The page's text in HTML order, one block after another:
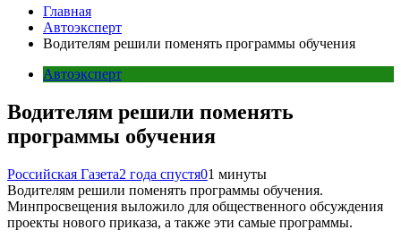
Главная
Автоэксперт
Водителям решили поменять программы обучения
Автоэксперт
Водителям решили поменять
программы обучения
Российская Газета2 года спустя01 минуты
Водителям решили поменять программы обучения.
Минпросвещения выложило для общественного обсуждения
проекты нового приказа, а также эти самые программы.